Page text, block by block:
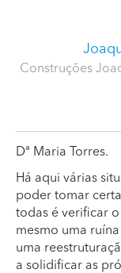
Construções
Dª Maria Torres.
Há aqui várias
poder tomar
todas é verificar
mesmo uma
uma
a solidificar as